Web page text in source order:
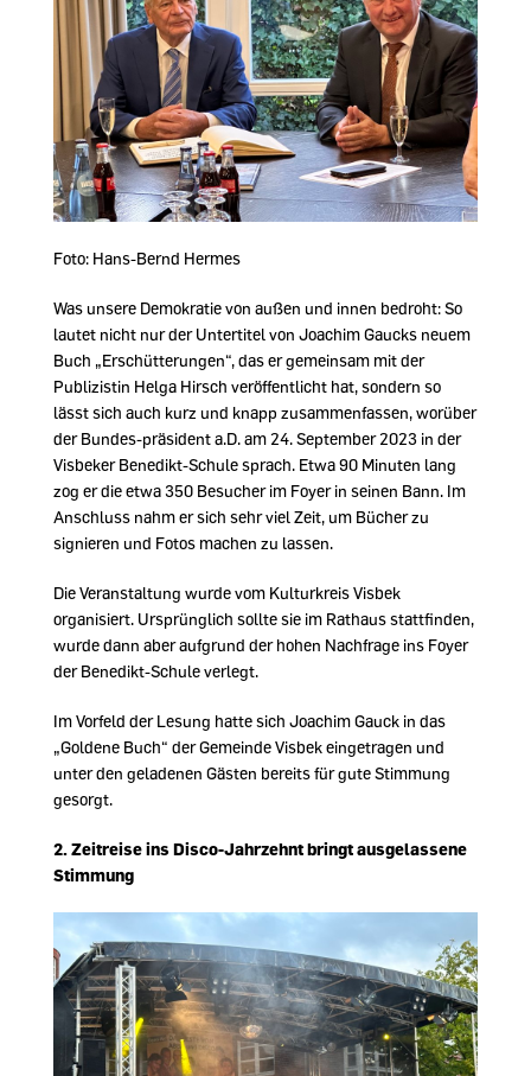
Foto: Hans-Bernd Hermes
Was unsere Demokratie von außen und innen bedroht: So
lautet nicht nur der Untertitel von Joachim Gaucks neuem
Buch „Erschütterungen“, das er gemeinsam mit der
Publizistin Helga Hirsch veröffentlicht hat, sondern so
lässt sich auch kurz und knapp zusammenfassen, worüber
der Bundes-präsident a.D. am 24. September 2023 in der
Visbeker Benedikt-Schule sprach. Etwa 90 Minuten lang
zog er die etwa 350 Besucher im Foyer in seinen Bann. Im
Anschluss nahm er sich sehr viel Zeit, um Bücher zu
signieren und Fotos machen zu lassen.
Die Veranstaltung wurde vom Kulturkreis Visbek
organisiert. Ursprünglich sollte sie im Rathaus stattfinden,
wurde dann aber aufgrund der hohen Nachfrage ins Foyer
der Benedikt-Schule verlegt.
Im Vorfeld der Lesung hatte sich Joachim Gauck in das
Goldene Buch“ der Gemeinde Visbek eingetragen und
unter den geladenen Gästen bereits für gute Stimmung
gesorgt.
2. Zeitreise ins Disco-Jahrzehnt bringt ausgelassene
Stimmung